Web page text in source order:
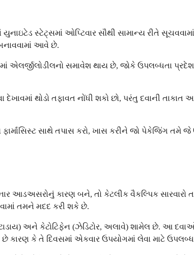
સ્ટેટ્સમાં ઓપ્ટિવાર સૌથી સામાન્ય રીતે
આવે છે.
એલર્જીલોડીલનો સમાવેશ થાય છે, જોકે ઉપલબ્ધતા
થોડો તફાવત નોંધી શકો છો, પરંતુ દવાની
ફાર્માસિસ્ટ સાથે તપાસ કરો, ખાસ કરીને જો પેકેજિંગ
આડઅસરોનું કારણ બને, તો કેટલીક વૈકલ્પિક સારવારો
તમને મદદ કરી શકે છે.
અને કેટોટિફેન (ઝેડિટોર, અલાવે) શામેલ છે. આ
કારણ કે તે દિવસમાં એકવાર ઉપયોગમાં લેવા માટે